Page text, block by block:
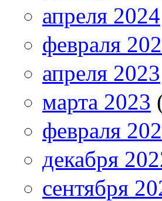
апреля 2024
февраля
апреля 2023
марта 2023
февраля
декабря
сентября